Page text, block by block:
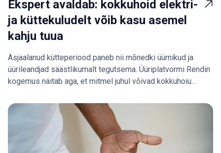
Ekspert avaldab: kokkuhoid elektri-
ja küttekuludelt võib kasu asemel
kahju tuua
Äsjaalanud kütteperiood paneb nii mõnedki üürnikud ja
üürileandjad säästlikumalt tegutsema. Üüriplatvormi Rendin
kogemus näitab aga, et mitmel juhul võivad kokkuhoiu